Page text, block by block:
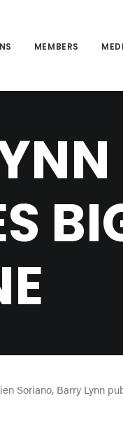
MEMBERS
Soriano, Barry Lynn